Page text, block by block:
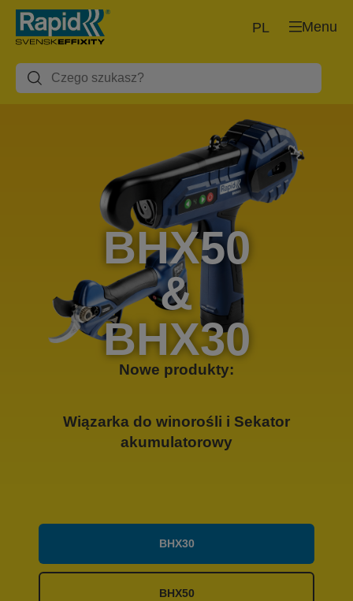
Menu
PL
BHX50
&
BHX30
Nowe produkty:
Wiązarka do winorośli i Sekator
akumulatorowy
BHX30
BHX50